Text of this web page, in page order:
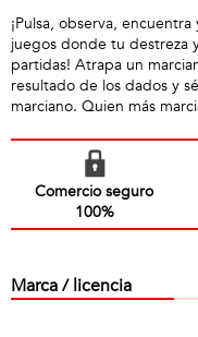
¡Pulsa, observa,
juegos donde tu destreza
partidas! Atrapa un
resultado de los dados y
marciano. Quien más
Comercio seguro
100%
Marca / licencia